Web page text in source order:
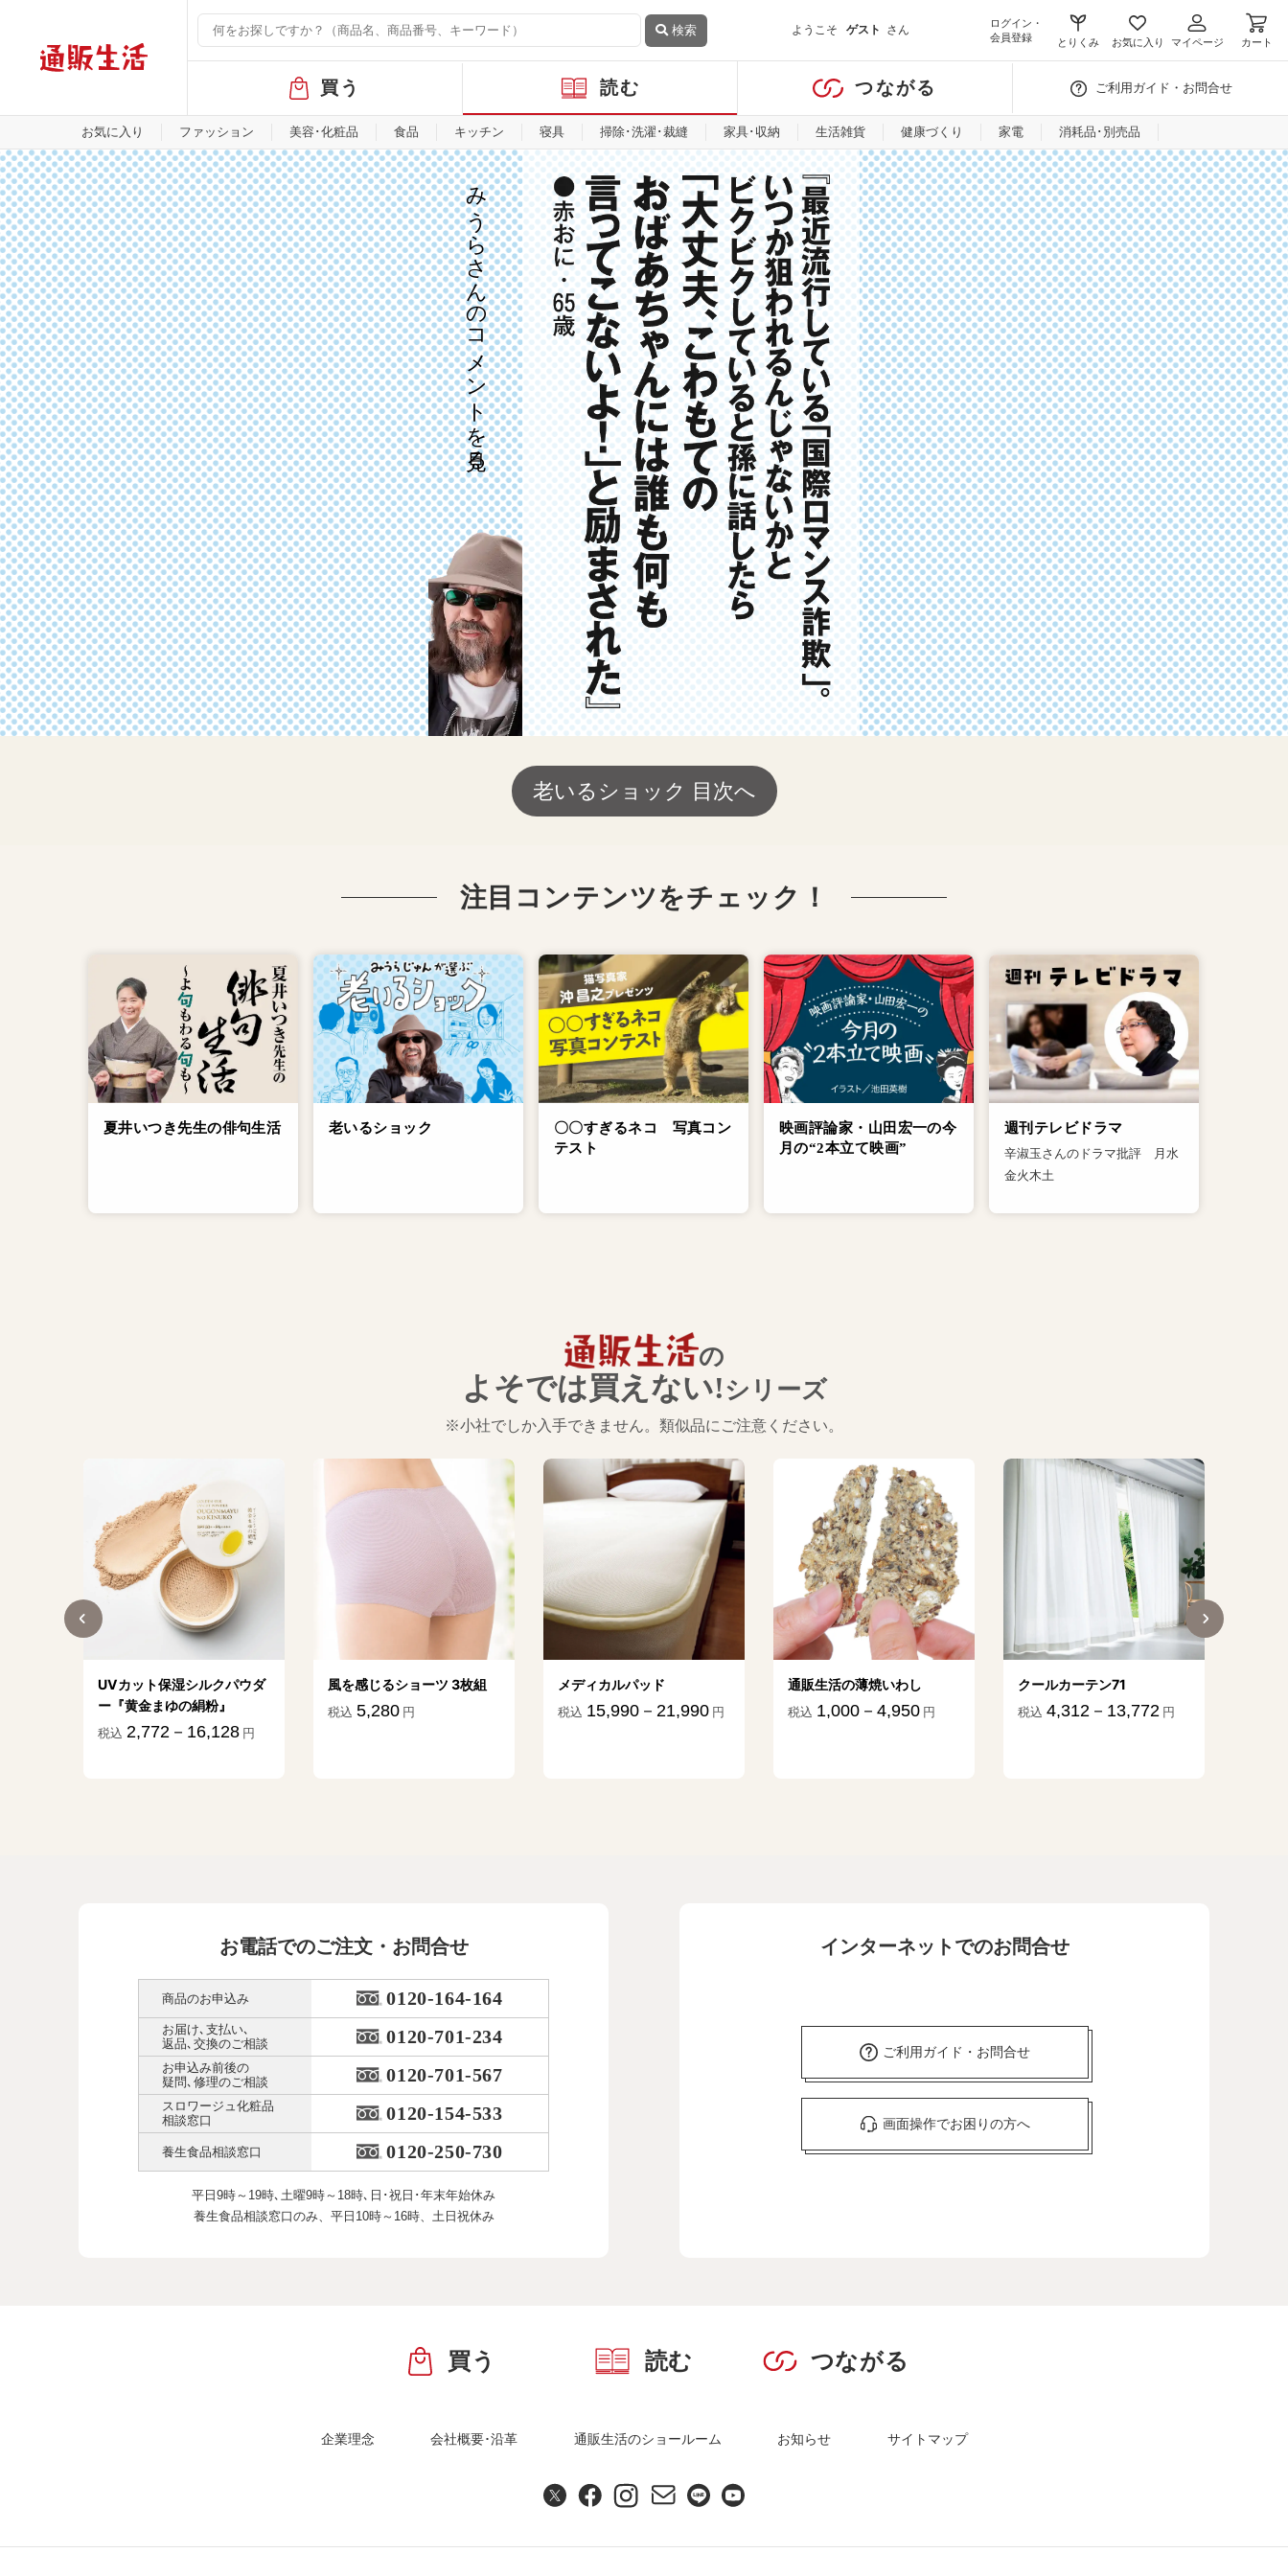
検索 ようこそ ゲスト さん
ログイン・
会員登録
とりくみ お気に入り マイページ カート
バ
ル
メ
ニ
ュ
ー
買う 読む つながる ご利用ガイド・お問合せ
お気に入り ファッション 美容･化粧品 食品 キッチン 寝具 掃除･洗濯･裁縫 家具･収納 生活雑貨 健康づくり 家電 消耗品･別売品
みうらさんのコメントを見る
老いるショック 目次へ
注目コンテンツをチェック！
夏井いつき先生の俳句生活 老いるショック
〇〇すぎるネコ 写真コン
テスト
映画評論家・山田宏一の今
月の“2本立て映画”
週刊テレビドラマ
辛淑玉さんのドラマ批評 月水
金火木土
の
よそでは買えない!シリーズ
※小社でしか入手できません。類似品にご注意ください。
UVカット保湿シルクパウダ
ー『黄金まゆの絹粉』
税込 2,772－16,128 円
風を感じるショーツ 3枚組
税込 5,280 円
メディカルパッド
税込 15,990－21,990 円
通販生活の薄焼いわし
税込 1,000－4,950 円
クールカーテン71
税込 4,312－13,772 円
お電話でのご注文・お問合せ
商品のお申込み 0120-164-164
お届け､支払い､
返品､交換のご相談
0120-701-234
お申込み前後の
疑問､修理のご相談
0120-701-567
スロワージュ化粧品
相談窓口
0120-154-533
養生食品相談窓口 0120-250-730
平日9時～19時､土曜9時～18時､ 日･祝日･年末年始休み
養生食品相談窓口のみ、 平日10時～16時、土日祝休み
インターネットでのお問合せ
ご利用ガイド・お問合せ
画面操作でお困りの方へ
買う 読む つながる
企業理念 会社概要･沿革 通販生活のショールーム お知らせ サイトマップ